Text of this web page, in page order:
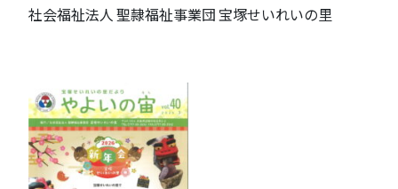
社会福祉法人 聖隷福祉事業団 宝塚せいれいの里